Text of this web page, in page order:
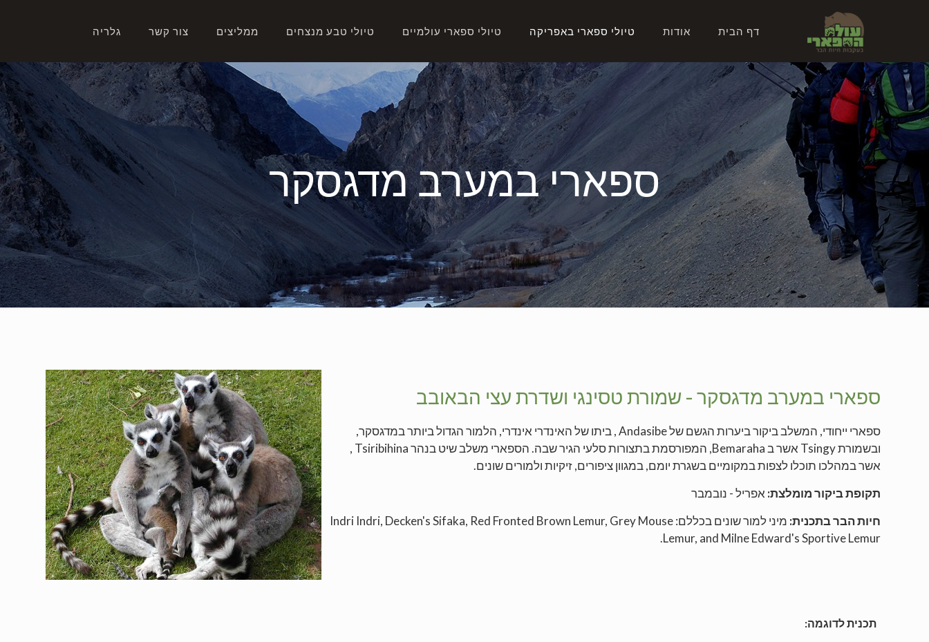
דף הבית אודות טיולי ספארי באפריקה טיולי ספארי עולמיים טיולי טבע מנצחים ממליצים צור קשר גלריה
ספארי במערב מדגסקר
ספארי במערב מדגסקר - שמורת טסינגי ושדרת עצי הבאובב
ספארי ייחודי, המשלב ביקור ביערות הגשם של Andasibe , ביתו של האינדרי אינדרי, הלמור הגדול ביותר במדגסקר,
ובשמורת Tsingy אשר ב Bemaraha, המפורסמת בתצורות סלעי הגיר שבה. הספארי משלב שיט בנהר Tsiribihina ,
אשר במהלכו תוכלו לצפות במקומיים בשגרת יומם, במגוון ציפורים, זיקיות ולמורים שונים.
תקופת ביקור מומלצת: אפריל - נובמבר
חיות הבר בתכנית:
מיני למור שונים בכללם: Indri Indri, Decken's Sifaka, Red Fronted Brown Lemur, Grey Mouse
Lemur, and Milne Edward's Sportive Lemur.
תכנית לדוגמה: